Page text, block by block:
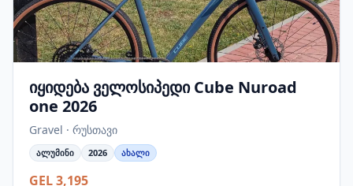
იყიდება ველოსიპედი Cube Nuroad
one 2026
Gravel · რუსთავი
ალუმინი 2026 ახალი
GEL 3,195